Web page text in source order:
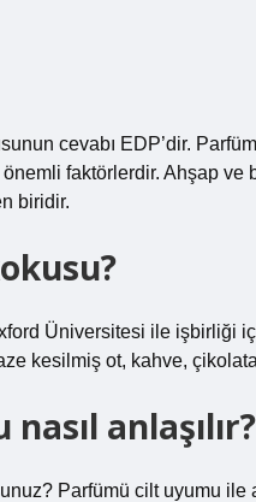
cevabı EDP’dir.
faktörlerdir. Ahşap ve
biridir.
Üniversitesi ile işbirliği
kesilmiş ot, kahve,
anlaşılır?
Parfümü cilt uyumu